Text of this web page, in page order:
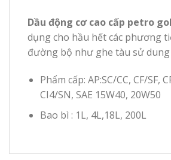
Dầu động cơ cao cấp petro
dụng cho hầu hết các phương
đường bộ như ghe tàu sử dung
Phẩm cấp: AP:SC/CC, CF/SF,
CI4/SN, SAE 15W40, 20W50
Bao bì : 1L, 4L,18L, 200L